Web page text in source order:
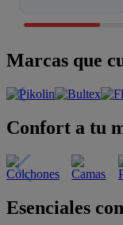
Marcas que
Confort a tu
Esenciales